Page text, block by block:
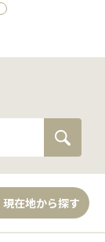
現在地から探す